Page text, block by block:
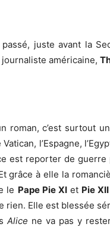
juste avant la
journaliste américaine,
roman, c’est surtout
l’Espagne,
est reporter de
grâce à elle la
le Pape Pie XIet Pie XII
rien. Elle est blessée
Alice ne va pas y